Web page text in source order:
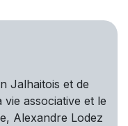
Jalhaitois et de
associative et le
Alexandre Lodez